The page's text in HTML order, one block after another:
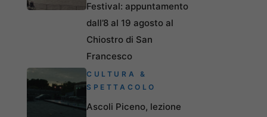
Festival: appuntamento
dall’8 al 19 agosto al
Chiostro di San
Francesco
CULTURA &
SPETTACOLO
Ascoli Piceno, lezione